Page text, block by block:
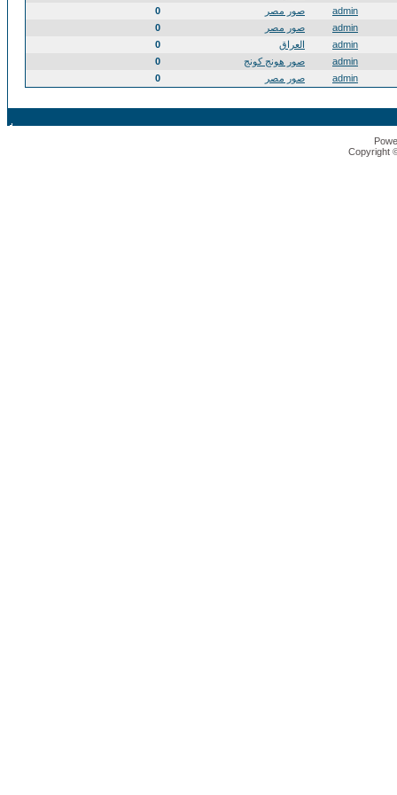
admin
صور مصر
0
admin
صور مصر
0
admin
العراق
0
admin
صور هونج كونج
0
admin
صور مصر 0
Copyright